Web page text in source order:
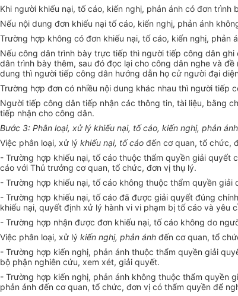
Khi người khiếu nại, tố cáo, kiến nghị, phản ánh có đơn trình
Nếu nội dung đơn khiếu nại tố cáo, kiến nghị, phản ánh
Trường hợp không có đơn khiếu nại, tố cáo, kiến nghị,
Nếu công dân trình bày trực tiếp thì người tiếp công dân
dân trình bày thêm, sau đó đọc lại cho công dân nghe và
dung thì người tiếp công dân hướng dẫn họ cử người đại
Trường hợp đơn có nhiều nội dung khác nhau thì người
Người tiếp công dân tiếp nhận các thông tin, tài liệu, bằng
tiếp nhận cho công dân.
Bước 3: Phân loại, xử lý khiếu nại, tố cáo, kiến nghị, phản
Việc phân loại, xử lý khiếu nại, tốcáo đến cơ quan, tổ chức,
- Trường hợp khiếu nại, tố cáo thuộc thẩm quyền giải
cáo với Thủ trưởng cơ quan, tổ chức, đơn vị thụ lý.
- Trường hợp khiếu nại, tố cáo không thuộc thẩm quyền
- Trường hợp khiếu nại, tố cáo đã được giải quyết đúng
khiếu nại, quyết định xử lý hành vi vi phạm bị tố cáo và yêu
- Trường hợp nhận được đơn khiếu nại, tố cáo không do
Việc phân loại, xử lý kiến nghị, phản ánh đến cơ quan, tổ
- Trường hợp kiến nghị, phản ánh thuộc thẩm quyền giải
bộ phận nghiên cứu, xem xét, giải quyết.
- Trường hợp kiến nghị, phản ánh không thuộc thẩm quyền
phản ánh đến cơ quan, tổ chức, đơn vị có thẩm quyền để